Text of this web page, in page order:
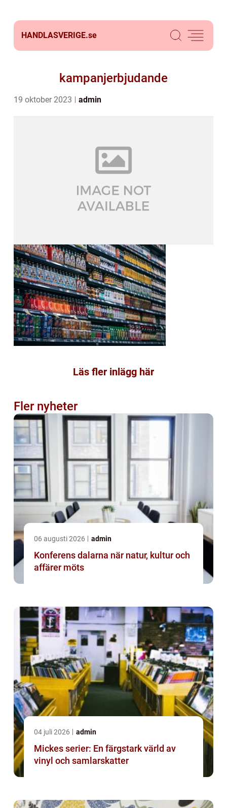
HANDLASVERIGE.se
kampanjerbjudande
19 oktober 2023 admin
Läs fler inlägg här
Fler nyheter
06 augusti 2026 admin
Konferens dalarna när natur, kultur och
affärer möts
04 juli 2026 admin
Mickes serier: En färgstark värld av
vinyl och samlarskatter